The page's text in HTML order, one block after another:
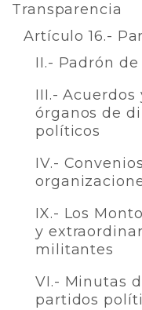
Transparencia
Artículo 16.-
II.- Padrón
III.- Acuerdos
órganos de
políticos
IV.-
IX.- Los
y
militantes
VI.- Minutas
partidos